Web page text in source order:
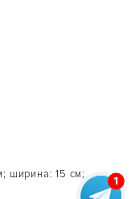
ширина: 15 см;